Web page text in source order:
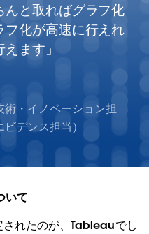
と取ればグラフ化
フ化が高速に行えれ
えます
・イノベーション担
デンス担当）
いて
れたのが、Tableauでし